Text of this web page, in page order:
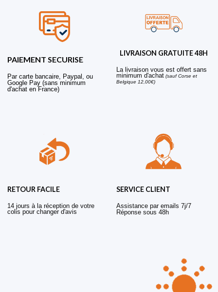
PAIEMENT SECURISE
Par carte bancaire, Paypal, ou
Google Pay (sans minimum
d'achat en France)
LIVRAISON GRATUITE 48H
La livraison vous est offert sans
minimum d'achat (sauf Corse et
Belgique 12,00€)
RETOUR FACILE
14 jours à la réception de votre
colis pour changer d'avis
SERVICE CLIENT
Assistance par emails 7j/7
Réponse sous 48h